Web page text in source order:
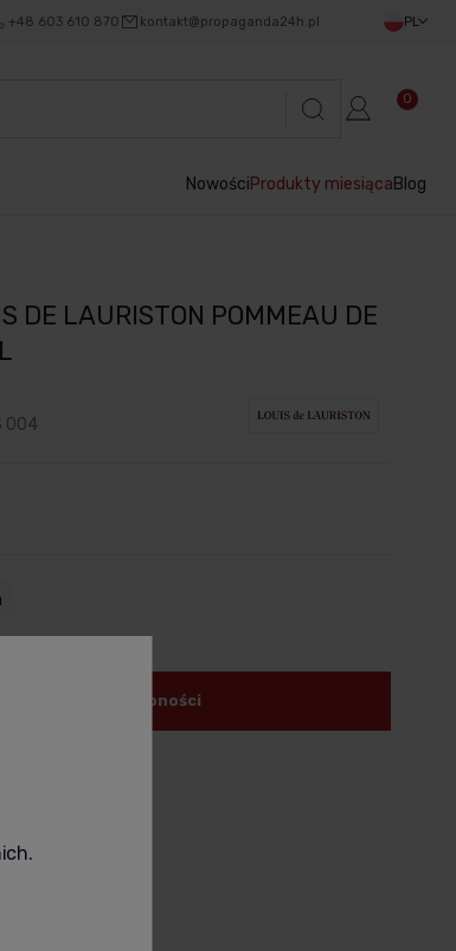
+48 603 610 870 kontakt@propaganda24h.pl PL
0
NowościProdukty miesiącaBlog
DE LAURISTON POMMEAU DE
004
powiadom o dostępności